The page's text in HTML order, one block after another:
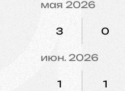
мая 2026
3 0
июн. 2026
1 1